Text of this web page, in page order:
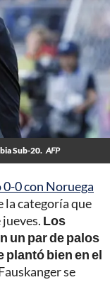
Sub-20. AFP
0 con Noruega
la categoría que
Los
un par de palos
plantó bien en el
se